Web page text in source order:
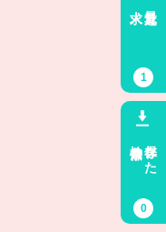
最近見た
1
保存した
0